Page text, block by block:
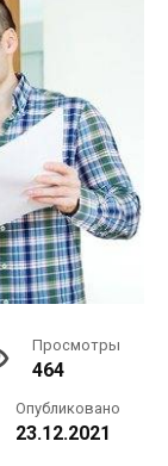
Просмотры
464
Опубликовано
23.12.2021